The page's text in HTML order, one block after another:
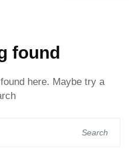
found!
here. Maybe try a